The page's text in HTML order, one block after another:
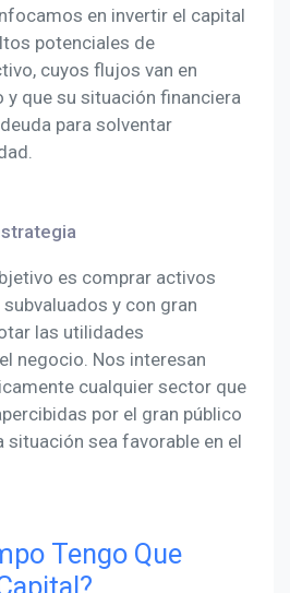
en invertir el capital
potenciales de
cuyos flujos van en
y que su situación financiera
para solventar
es comprar activos
y con gran
las utilidades
negocio. Nos interesan
cualquier sector que
por el gran público
situación sea favorable en el
Tengo Que